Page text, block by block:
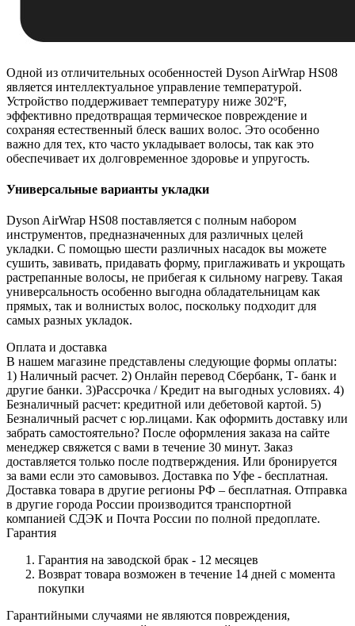
Одной из отличительных особенностей Dyson AirWrap HS08
является интеллектуальное управление температурой.
Устройство поддерживает температуру ниже 302ºF,
эффективно предотвращая термическое повреждение и
сохраняя естественный блеск ваших волос. Это особенно
важно для тех, кто часто укладывает волосы, так как это
обеспечивает их долговременное здоровье и упругость.
Универсальные варианты укладки
Dyson AirWrap HS08 поставляется с полным набором
инструментов, предназначенных для различных целей
укладки. С помощью шести различных насадок вы можете
сушить, завивать, придавать форму, приглаживать и укрощать
растрепанные волосы, не прибегая к сильному нагреву. Такая
универсальность особенно выгодна обладательницам как
прямых, так и волнистых волос, поскольку подходит для
самых разных укладок.
Оплата и доставка
В нашем магазине представлены следующие формы оплаты:
1) Наличный расчет. 2) Онлайн перевод Сбербанк, Т- банк и
другие банки. 3)Рассрочка / Кредит на выгодных условиях. 4)
Безналичный расчет: кредитной или дебетовой картой. 5)
Безналичный расчет с юр.лицами. Как оформить доставку или
забрать самостоятельно? После оформления заказа на сайте
менеджер свяжется с вами в течение 30 минут. Заказ
доставляется только после подтверждения. Или бронируется
за вами если это самовывоз. Доставка по Уфе - бесплатная.
Доставка товара в другие регионы РФ – бесплатная. Отправка
в другие города России производится транспортной
компанией СДЭК и Почта России по полной предоплате.
Гарантия
Гарантия на заводской брак - 12 месяцев
Возврат товара возможен в течение 14 дней с момента
покупки
Гарантийными случаями не являются повреждения,